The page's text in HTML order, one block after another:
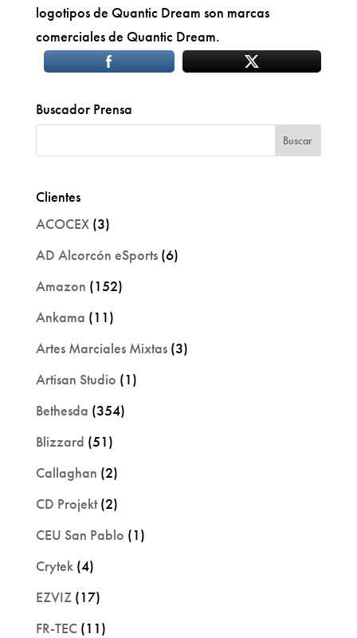
logotipos de Quantic Dream son marcas
comerciales de Quantic Dream.
Buscador Prensa
Clientes
ACOCEX(3)
AD Alcorcón eSports(6)
Amazon (152)
Ankama (11)
Artes Marciales Mixtas(3)
Artisan Studio (1)
Bethesda (354)
Blizzard (51)
Callaghan (2)
CD Projekt(2)
CEU San Pablo (1)
Crytek(4)
EZVIZ(17)
FR-TEC(11)